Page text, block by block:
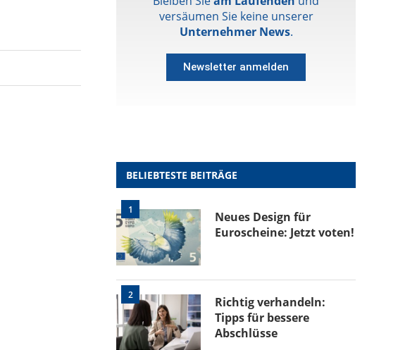
versäumen Sie keine unserer
Unternehmer News.
Newsletter anmelden
BELIEBTESTE BEITRÄGE
1
Neues Design für
Euroscheine: Jetzt voten!
2
Richtig verhandeln:
Tipps für bessere
Abschlüsse